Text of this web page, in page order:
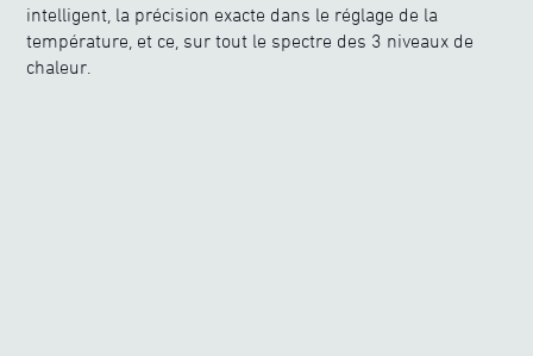
intelligent, la précision exacte dans le réglage de la
température, et ce, sur tout le spectre des 3 niveaux de
chaleur.